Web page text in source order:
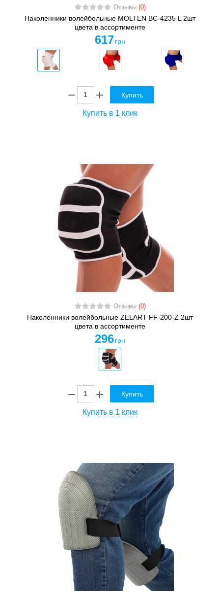
Отзывы (0)
Наколенники волейбольные MOLTEN BC-4235 L 2шт
цвета в ассортименте
617 грн
Купить
Купить в 1 клик
Отзывы (0)
Наколенники волейбольные ZELART FF-200-Z 2шт
цвета в ассортименте
296 грн
Купить
Купить в 1 клик